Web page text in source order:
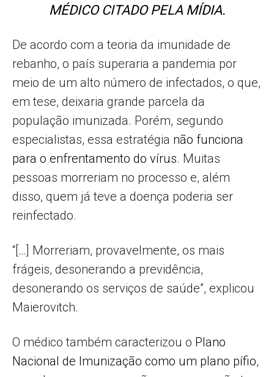
MÉDICO CITADO PELA MÍDIA.
De acordo com a teoria da imunidade de
rebanho, o país superaria a pandemia por
meio de um alto número de infectados, o que,
em tese, deixaria grande parcela da
população imunizada. Porém, segundo
especialistas, essa estratégia não funciona
para o enfrentamento do vírus. Muitas
pessoas morreriam no processo e, além
disso, quem já teve a doença poderia ser
reinfectado.
“[…] Morreriam, provavelmente, os mais
frágeis, desonerando a previdência,
desonerando os serviços de saúde”, explicou
Maierovitch.
O médico também caracterizou o Plano
Nacional de Imunização como um plano pífio,